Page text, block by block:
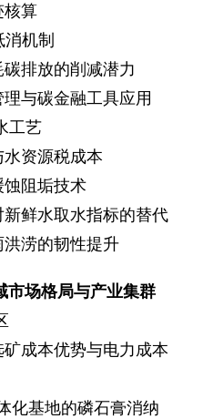
核算
消机制
排放的削减潜力
与碳金融工具应用
工艺
资源税成本
阻垢技术
鲜水取水指标的替代
涝的韧性提升
市场格局与产业集群
成本优势与电力成本
化基地的磷石膏消纳